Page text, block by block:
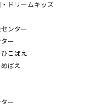
ドリームキッズ
ンター
ー
こばえ
ばえ
ー